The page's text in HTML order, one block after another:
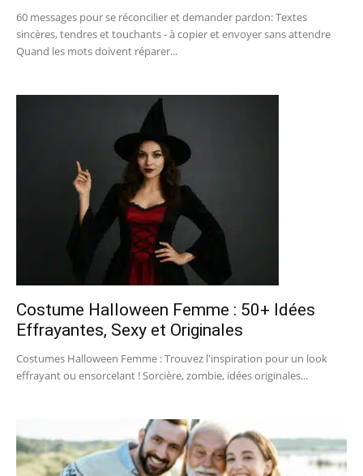
60 messages pour se réconcilier et demander pardon: Textes
sincères, tendres et touchants - à copier et envoyer sans attendre
Quand les mots doivent réparer...
Costume Halloween Femme : 50+ Idées
Effrayantes, Sexy et Originales
Costumes Halloween Femme : Trouvez l'inspiration pour un look
effrayant ou ensorcelant ! Sorcière, zombie, idées originales...